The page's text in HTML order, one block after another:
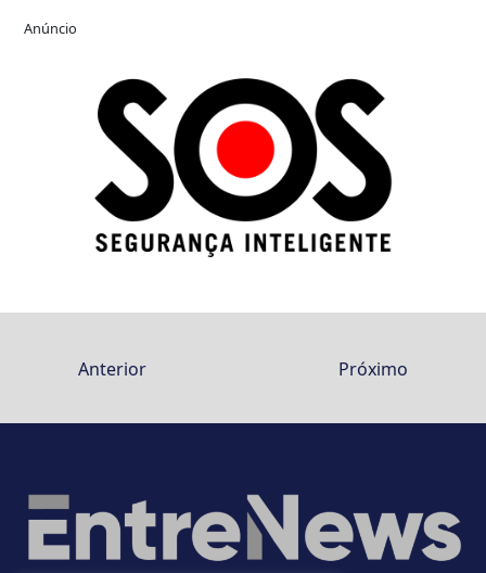
Anúncio
Anterior Próximo